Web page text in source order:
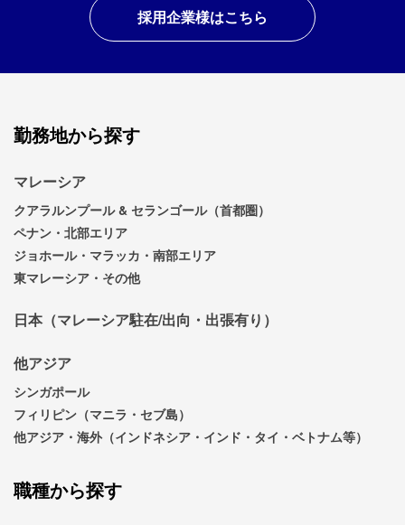
採用企業様はこちら
勤務地から探す
マレーシア
クアラルンプール & セランゴール（首都圏）
ペナン・北部エリア
ジョホール・マラッカ・南部エリア
東マレーシア・その他
日本（マレーシア駐在/出向・出張有り）
他アジア
シンガポール
フィリピン（マニラ・セブ島）
他アジア・海外（インドネシア・インド・タイ・ベトナム等）
職種から探す